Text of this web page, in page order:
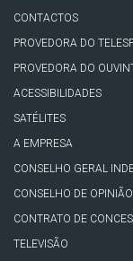
CONTACTOS
PROVEDORA DO
PROVEDORA DO
ACESSIBILIDADES
SATÉLITES
A EMPRESA
CONSELHO GERAL
CONSELHO DE OPINIÃO
CONTRATO DE
TELEVISÃO